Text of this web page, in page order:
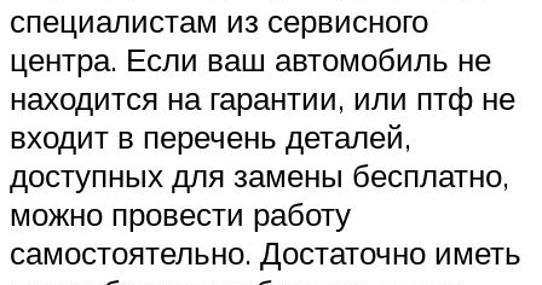
специалистам из сервисного
центра. Если ваш автомобиль не
находится на гарантии, или птф не
входит в перечень деталей,
доступных для замены бесплатно,
можно провести работу
самостоятельно. Достаточно иметь